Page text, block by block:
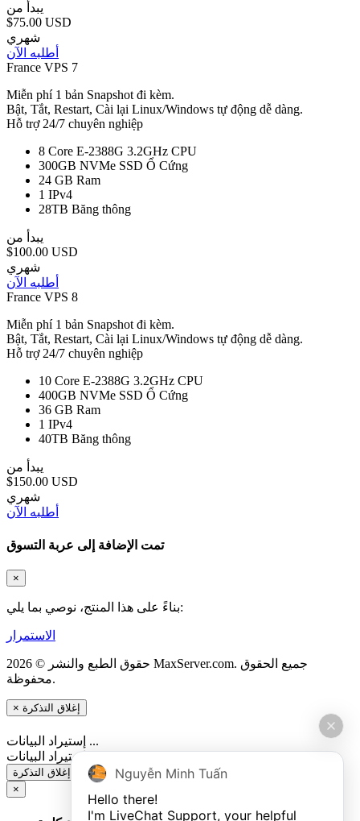
يبدأ من
$75.00 USD
شهري
أطلبه الآن
France VPS 7
Miễn phí 1 bản Snapshot đi kèm.
Bật, Tắt, Restart, Cài lại Linux/Windows tự động dễ dàng.
Hỗ trợ 24/7 chuyên nghiệp
8 Core E-2388G 3.2GHz CPU
300GB NVMe SSD Ổ Cứng
24 GB Ram
1 IPv4
28TB Băng thông
يبدأ من
$100.00 USD
شهري
أطلبه الآن
France VPS 8
Miễn phí 1 bản Snapshot đi kèm.
Bật, Tắt, Restart, Cài lại Linux/Windows tự động dễ dàng.
Hỗ trợ 24/7 chuyên nghiệp
10 Core E-2388G 3.2GHz CPU
400GB NVMe SSD Ổ Cứng
36 GB Ram
1 IPv4
40TB Băng thông
يبدأ من
$150.00 USD
شهري
أطلبه الآن
تمت الإضافة إلى عربة التسوق
×
بناءً على هذا المنتج، نوصي بما يلي:
الاستمرار
حقوق الطبع والنشر © 2026 MaxServer.com. جميع الحقوق
محفوظة.
× إغلاق التذكرة
إستيراد البيانات ...
إستيراد البيانات ...
إغلاق التذكرة
إدخال
×
Nguyễn Minh Tuấn
Hello there!
I'm LiveChat Support, your helpful